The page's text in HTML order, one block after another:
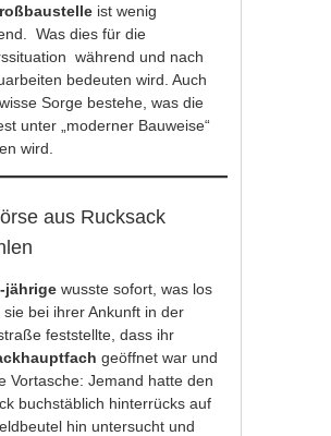
ist wenig
Was dies für die
während und nach
bedeuten wird. Auch
Sorge bestehe, was die
unter „moderner Bauweise“
wird.
aus Rucksack
jährige wusste sofort, was los
sie bei ihrer Ankunft in der
feststellte, dass ihr
geöffnet war und
Vortasche: Jemand hatte den
buchstäblich hinterrücks auf
hin untersucht und